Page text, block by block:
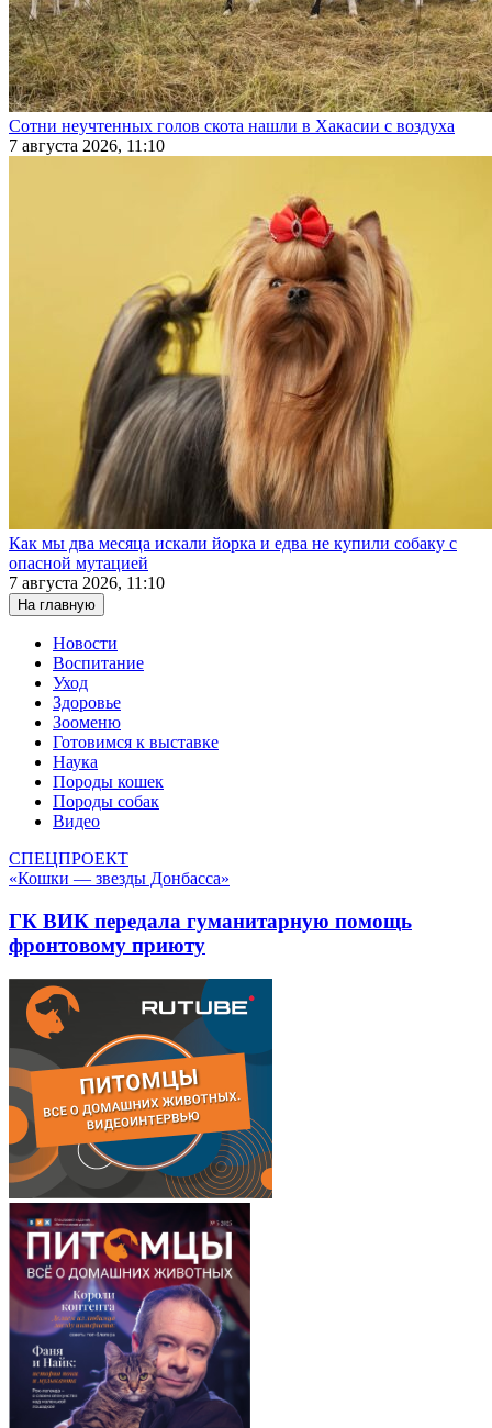
Сотни неучтенных голов скота нашли в Хакасии с воздуха
7 августа 2026, 11:10
Как мы два месяца искали йорка и едва не купили собаку с
опасной мутацией
7 августа 2026, 11:10
На главную
Новости
Воспитание
Уход
Здоровье
Зооменю
Готовимся к выставке
Наука
Породы кошек
Породы собак
Видео
СПЕЦПРОЕКТ
«Кошки — звезды Донбасса»
ГК ВИК передала гуманитарную помощь
фронтовому приюту